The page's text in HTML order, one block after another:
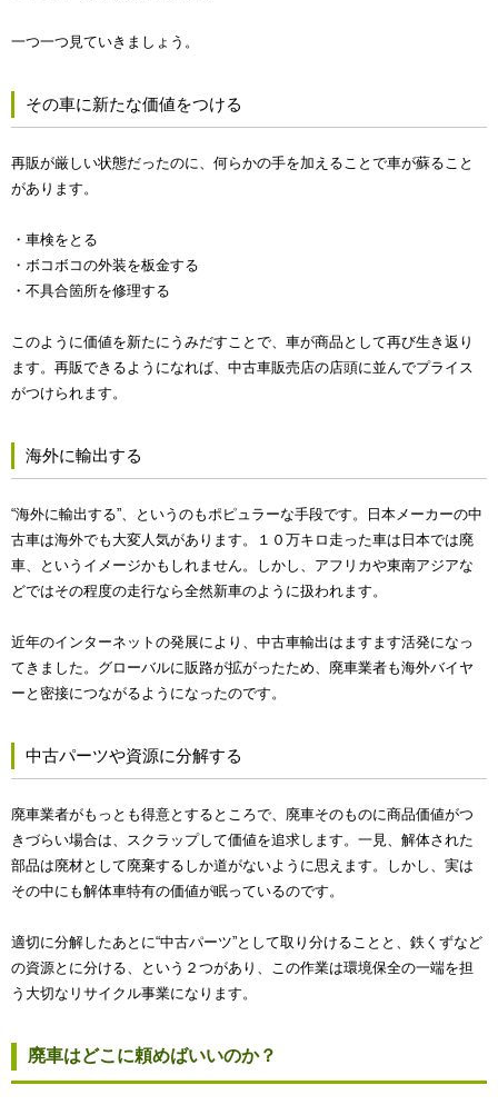
一つ一つ見ていきましょう。
その車に新たな価値をつける
再販が厳しい状態だったのに、何らかの手を加えることで車が蘇ること
があります。
・車検をとる
・ボコボコの外装を板金する
・不具合箇所を修理する
このように価値を新たにうみだすことで、車が商品として再び生き返り
ます。再販できるようになれば、中古車販売店の店頭に並んでプライス
がつけられます。
海外に輸出する
“海外に輸出する”、というのもポピュラーな手段です。日本メーカーの中
古車は海外でも大変人気があります。１０万キロ走った車は日本では廃
車、というイメージかもしれません。しかし、アフリカや東南アジアな
どではその程度の走行なら全然新車のように扱われます。
近年のインターネットの発展により、中古車輸出はますます活発になっ
てきました。グローバルに販路が拡がったため、廃車業者も海外バイヤ
ーと密接につながるようになったのです。
中古パーツや資源に分解する
廃車業者がもっとも得意とするところで、廃車そのものに商品価値がつ
きづらい場合は、スクラップして価値を追求します。一見、解体された
部品は廃材として廃棄するしか道がないように思えます。しかし、実は
その中にも解体車特有の価値が眠っているのです。
適切に分解したあとに“中古パーツ”として取り分けることと、鉄くずなど
の資源とに分ける、という２つがあり、この作業は環境保全の一端を担
う大切なリサイクル事業になります。
廃車はどこに頼めばいいのか？